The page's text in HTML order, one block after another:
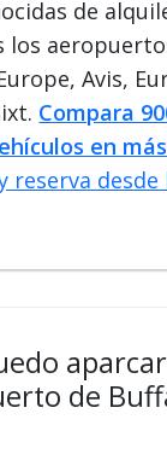
de
los
Avis,
Compara
en
reserva
de